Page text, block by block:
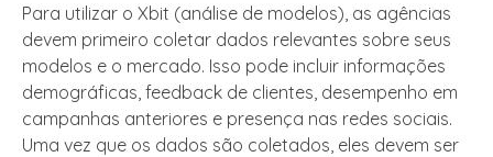
Para utilizar o Xbit (análise de modelos), as agências
devem primeiro coletar dados relevantes sobre seus
modelos e o mercado. Isso pode incluir informações
demográficas, feedback de clientes, desempenho em
campanhas anteriores e presença nas redes sociais.
Uma vez que os dados são coletados, eles devem ser